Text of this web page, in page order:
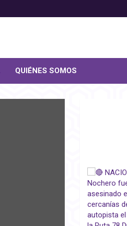
QUIÉNES SOMOS